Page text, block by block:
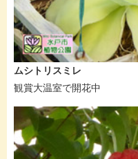
ムシトリスミレ
観賞大温室で開花中